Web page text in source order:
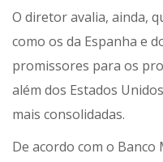
O diretor avalia, ainda,
como os da Espanha e
promissores para os
além dos Estados
mais consolidadas.
De acordo com o